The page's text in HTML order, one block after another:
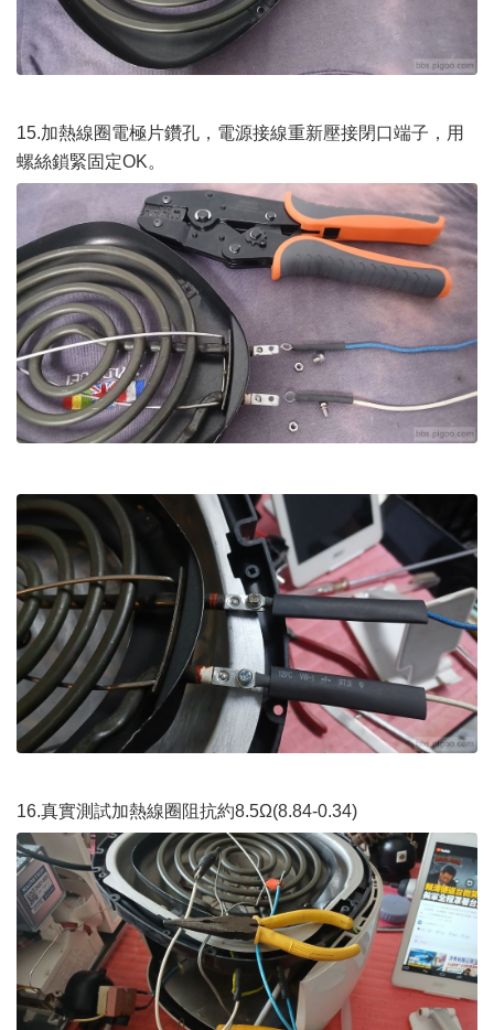
15.加熱線圈電極片鑽孔，電源接線重新壓接閉口端子，用
螺絲鎖緊固定OK。
16.真實測試加熱線圈阻抗約8.5Ω(8.84-0.34)